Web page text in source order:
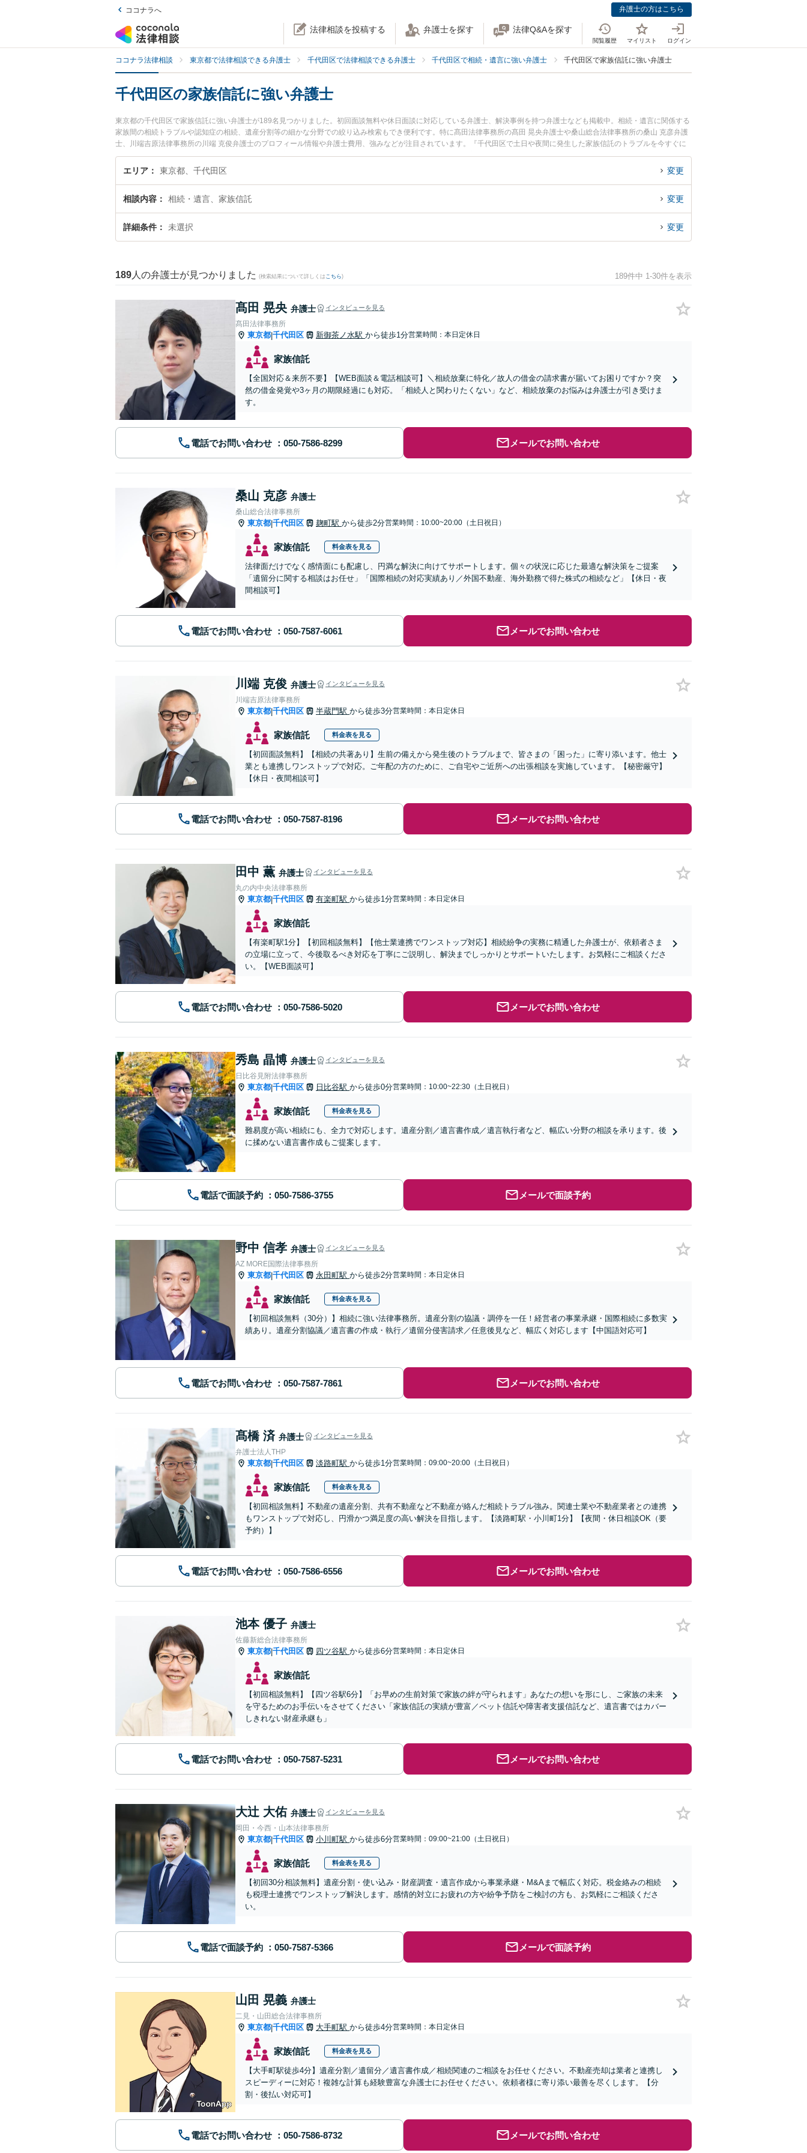
ココナラへ 弁護士の方はこちら
法律相談を投稿する 弁護士を探す 法律Q&Aを探す
閲覧履歴 マイリスト ログイン
ココナラ法律相談 東京都で法律相談できる弁護士 千代田区で法律相談できる弁護士 千代田区で相続・遺言に強い弁護士 千代田区で家族信託に強い弁護士
千代田区の家族信託に強い弁護士
東京都の千代田区で家族信託に強い弁護士が189名見つかりました。初回面談無料や休日面談に対応している弁護士、解決事例を持つ弁護士なども掲載中。相続・遺言に関係する
家族間の相続トラブルや認知症の相続、遺産分割等の細かな分野での絞り込み検索もでき便利です。特に髙田法律事務所の髙田 晃央弁護士や桑山総合法律事務所の桑山 克彦弁護
士、川端吉原法律事務所の川端 克俊弁護士のプロフィール情報や弁護士費用、強みなどが注目されています。『千代田区で土日や夜間に発生した家族信託のトラブルを今すぐに
弁護士に相談したい』『家族信託のトラブル解決の実績豊富な近くの弁護士を検索したい』『初回相談無料で家族信託を法律相談できる千代田区内の弁護士に相談予約したい』な
どでお困りの相談者さんにおすすめです。
エリア 東京都、千代田区 変更
相談内容 相続・遺言、家族信託 変更
詳細条件 未選択 変更
189 人の弁護士が見つかりました (検索結果について詳しくは こちら) 189件中 1-30件を表示
髙田 晃央 弁護士 インタビューを見る
髙田法律事務所
東京都|千代田区 新御茶ノ水駅 から徒歩1分営業時間：本日定休日
家族信託
【全国対応＆来所不要】【WEB面談＆電話相談可】＼相続放棄に特化／故人の借金の請求書が届いてお困りですか？突
然の借金発覚や3ヶ月の期限経過にも対応。「相続人と関わりたくない」など、相続放棄のお悩みは弁護士が引き受けま
す。
電話でお問い合わせ メールでお問い合わせ
桑山 克彦 弁護士
桑山総合法律事務所
東京都|千代田区 麹町駅 から徒歩2分営業時間：10:00~20:00（土日祝日）
家族信託 料金表を見る
法律面だけでなく感情面にも配慮し、円満な解決に向けてサポートします。個々の状況に応じた最適な解決策をご提案
「遺留分に関する相談はお任せ」「国際相続の対応実績あり／外国不動産、海外勤務で得た株式の相続など」【休日・夜
間相談可】
電話でお問い合わせ メールでお問い合わせ
川端 克俊 弁護士 インタビューを見る
川端吉原法律事務所
東京都|千代田区 半蔵門駅 から徒歩3分営業時間：本日定休日
家族信託 料金表を見る
【初回面談無料】【相続の共著あり】生前の備えから発生後のトラブルまで、皆さまの「困った」に寄り添います。他士
業とも連携しワンストップで対応。ご年配の方のために、ご自宅やご近所への出張相談を実施しています。【秘密厳守】
【休日・夜間相談可】
電話でお問い合わせ メールでお問い合わせ
田中 薫 弁護士 インタビューを見る
丸の内中央法律事務所
東京都|千代田区 有楽町駅 から徒歩1分営業時間：本日定休日
家族信託
【有楽町駅1分】【初回相談無料】【他士業連携でワンストップ対応】相続紛争の実務に精通した弁護士が、依頼者さま
の立場に立って、今後取るべき対応を丁寧にご説明し、解決までしっかりとサポートいたします。お気軽にご相談くださ
い。【WEB面談可】
電話でお問い合わせ メールでお問い合わせ
秀島 晶博 弁護士 インタビューを見る
日比谷見附法律事務所
東京都|千代田区 日比谷駅 から徒歩0分営業時間：10:00~22:30（土日祝日）
家族信託 料金表を見る
難易度が高い相続にも、全力で対応します。遺産分割／遺言書作成／遺言執行者など、幅広い分野の相談を承ります。後
に揉めない遺言書作成もご提案します。
電話で面談予約 メールで面談予約
野中 信孝 弁護士 インタビューを見る
AZ MORE国際法律事務所
東京都|千代田区 永田町駅 から徒歩2分営業時間：本日定休日
家族信託 料金表を見る
【初回相談無料（30分）】相続に強い法律事務所。遺産分割の協議・調停を一任！経営者の事業承継・国際相続に多数実
績あり。遺産分割協議／遺言書の作成・執行／遺留分侵害請求／任意後見など、幅広く対応します【中国語対応可】
電話でお問い合わせ メールでお問い合わせ
髙橋 済 弁護士 インタビューを見る
弁護士法人THP
東京都|千代田区 淡路町駅 から徒歩1分営業時間：09:00~20:00（土日祝日）
家族信託 料金表を見る
【初回相談無料】不動産の遺産分割、共有不動産など不動産が絡んだ相続トラブル強み。関連士業や不動産業者との連携
もワンストップで対応し、円滑かつ満足度の高い解決を目指します。【淡路町駅・小川町1分】【夜間・休日相談OK（要
予約）】
電話でお問い合わせ メールでお問い合わせ
池本 優子 弁護士
佐藤新総合法律事務所
東京都|千代田区 四ツ谷駅 から徒歩6分営業時間：本日定休日
家族信託
【初回相談無料】【四ツ谷駅6分】「お早めの生前対策で家族の絆が守られます」あなたの想いを形にし、ご家族の未来
を守るためのお手伝いをさせてください「家族信託の実績が豊富／ペット信託や障害者支援信託など、遺言書ではカバー
しきれない財産承継も」
電話でお問い合わせ メールでお問い合わせ
大辻 大佑 弁護士 インタビューを見る
岡田・今西・山本法律事務所
東京都|千代田区 小川町駅 から徒歩6分営業時間：09:00~21:00（土日祝日）
家族信託 料金表を見る
【初回30分相談無料】遺産分割・使い込み・財産調査・遺言作成から事業承継・M&Aまで幅広く対応。税金絡みの相続
も税理士連携でワンストップ解決します。感情的対立にお疲れの方や紛争予防をご検討の方も、お気軽にご相談くださ
い。
電話で面談予約 メールで面談予約
山田 晃義 弁護士
二見・山田総合法律事務所
東京都|千代田区 大手町駅 から徒歩4分営業時間：本日定休日
家族信託 料金表を見る
【大手町駅徒歩4分】遺産分割／遺留分／遺言書作成／相続関連のご相談をお任せください。不動産売却は業者と連携し
スピーディーに対応！複雑な計算も経験豊富な弁護士にお任せください。依頼者様に寄り添い最善を尽くします。【分
割・後払い対応可】
電話でお問い合わせ メールでお問い合わせ